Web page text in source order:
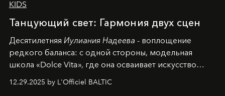
KIDS
Танцующий свет: Гармония двух сцен
Десятилетняя Иулиания Надеева - воплощение
редкого баланса: с одной стороны, модельная
школа «Dolce Vita», где она осваивает искусство
балетная студия при хореографическом училище,
12.29.2025 by L'Officiel BALTIC